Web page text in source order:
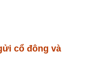
cổ đông và